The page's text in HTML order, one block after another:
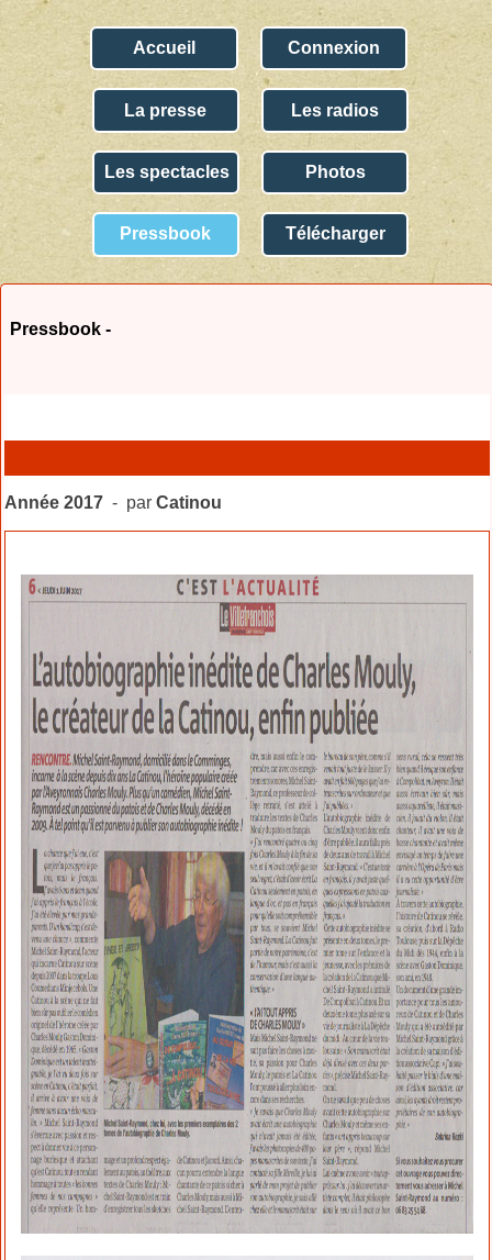
Accueil Connexion
La presse Les radios
Les spectacles Photos
Pressbook Télécharger
Pressbook -
Année 2017 - parCatinou